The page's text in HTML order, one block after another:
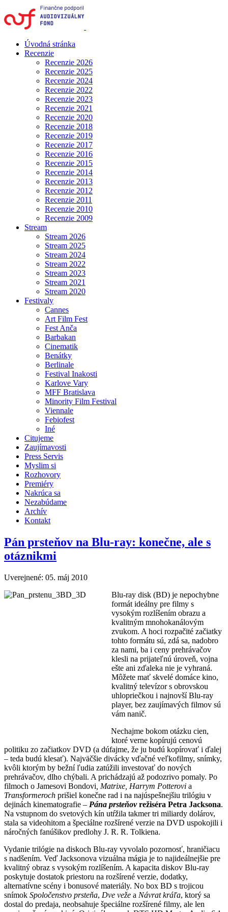
Úvodná stránka
Recenzie
Recenzie 2026
Recenzie 2025
Recenzie 2024
Recenzie 2022
Recenzie 2023
Recenzie 2021
Recenzie 2020
Recenzie 2018
Recenzie 2019
Recenzie 2017
Recenzie 2016
Recenzie 2015
Recenzie 2014
Recenzie 2013
Recenzie 2012
Recenzie 2011
Recenzie 2010
Recenzie 2009
Stream
Stream 2026
Stream 2025
Stream 2024
Stream 2022
Stream 2023
Stream 2021
Stream 2020
Festivaly
Cannes
Art Film Fest
Fest Anča
Barbakan
Cinematik
Benátky
Berlinale
Festival Inakosti
Karlove Vary
MFF Bratislava
Minority Film Festival
Viennale
Febiofest
Iné
Citujeme
Zaujímavosti
Press Servis
Myslim si
Rozhovory
Premiéry
Nakrúca sa
Nezabúdame
Archív
Kontakt
Pán prsteňov na Blu-ray: konečne, ale s
otáznikmi
Uverejnené: 05. máj 2010
Blu-ray disk (BD) je nepochybne
formát ideálny pre filmy s
vysokým rozlíšením obrazu a
kvalitným mnohokanálovým
zvukom. A hoci rozpačité začiatky
tohto formátu sú, zdá sa, nadobro
za nami, ba i ceny prehrávačov
klesli na prijateľnú úroveň, vojna
ešte ani zďaleka nie je vyhraná.
Môžete mať skvelé domáce kino,
kvalitný televízor s obrovskou
uhlopriečkou i najnovší Blu-ray
player, bez zaujímavých filmov sú
vám nanič.
Nechajme bokom otázku cien,
ktoré verne kopírujú cenovú
politiku zo začiatkov DVD (a dúfajme, že ju budú kopírovať i ďalej
– teda budú klesať). Najväčšie divácky vďačné veľkofilmy, snímky,
kvôli ktorým by bežní ľudia zatúžili investovať do nových
prehrávačov, dlho chýbali. A prichádzajú až podozrivo pomaly. Po
filmoch o Jamesovi Bondovi , Matrixe, Harrym Potterovi a
Transformeroch prišiel konečne rad i na najúspešnejšiu trilógiu v
dejinách kinematografie – Pána prsteňovrežiséra Petra Jacksona.
Na vstupnom do svetových kín utŕžila takmer tri miliardy dolárov,
stala sa videohitom a špeciálne rozšírené verzie na DVD uspokojili i
náročných fanúšikov predlohy J. R. R. Tolkiena.
Vydanie trilógie na diskoch Blu-ray vyvolalo pozornosť, hraničiacu
s nadšením. Veď Jacksonova vizuálna mágia je to najideálnejšie pre
kvalitný obraz s vysokým rozlíšením. A kapacita diskov Blu-ray
poskytuje dostatok priestoru na rozšírené verzie, dodatky,
alternatívne scény i bonusové materiály. No box BD s trojicou
snímok Spoločenstvo prsteňa, Dve veže a Návrat kráľa, ktorý sa
dostal do predaja, neobsahuje špeciálne rozšírené filmy, ale len